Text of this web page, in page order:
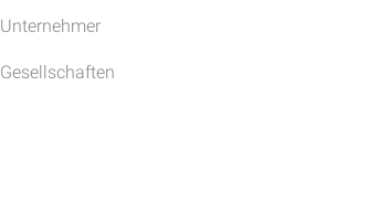
Unternehmer
Gesellschaften